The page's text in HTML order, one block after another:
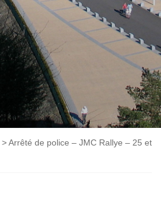
>Arrêté de police – JMC Rallye – 25 et